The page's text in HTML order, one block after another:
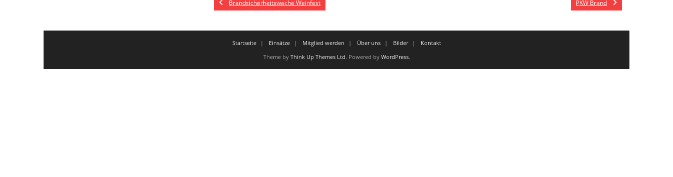
Brandsicherheitswache Weinfest PKW Brand
Startseite Einsätze Mitglied werden Über uns Bilder
Kontakt
Theme by Think Up Themes Ltd. Powered by WordPress.